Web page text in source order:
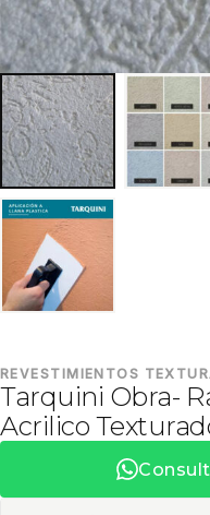
REVESTIMIENTOS
Tarquini Obra-
Acrilico